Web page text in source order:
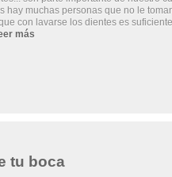
hay muchas personas que no le
con lavarse los dientes es
más
tu boca